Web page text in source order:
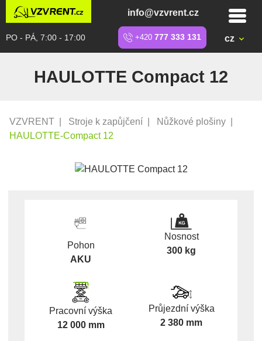
info@vzvrent.cz
PO - PÁ, 7:00 - 17:00 +420 777 333 131 cz
HAULOTTE Compact 12
VZVRENT Stroje k zapůjčení Nůžkové plošiny
HAULOTTE-Compact 12
Pohon
AKU
Nosnost
300 kg
Pracovní výška
12 000 mm
Průjezdní výška
2 380 mm